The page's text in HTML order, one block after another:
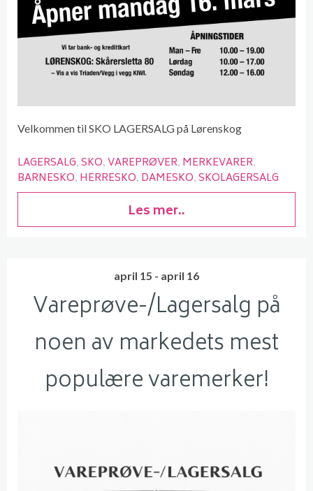
Velkommen til SKO LAGERSALG på Lørenskog
LAGERSALG SKO VAREPRØVER MERKEVARER
BARNESKO HERRESKO DAMESKO SKOLAGERSALG
Les mer..
april 15 - april 16
Vareprøve-/Lagersalg på
noen av markedets mest
populære varemerker!